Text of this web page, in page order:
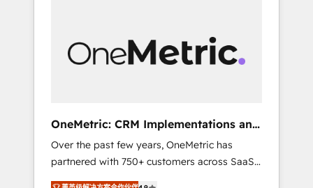
architecture 🔗 CRM migrations & End to end
integrations 🤖 AI workflows & enrichment 📘
rely on for scalable revenue insights.
OneMetric: CRM Implementations and
GTM engineering
Over the past few years, OneMetric has
partnered with 750+ customers across SaaS,
fintech, healthcare, real estate, and other